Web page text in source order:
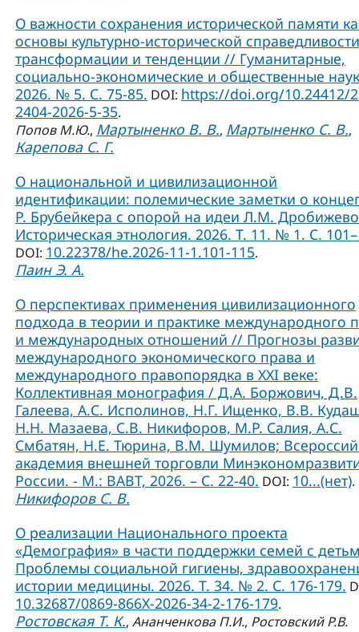
О важности сохранения исторической памяти
основы культурно-исторической
трансформации и тенденции // Гуманитарные,
социально-экономические и общественные
2026. № 5. С. 75-85. DOI: https://doi.org/10.24412/
2404-2026-5-35.
Попов М.Ю., Мартыненко В. В., Мартыненко С. В.,
Карепова С. Г.
О национальной и цивилизационной
идентификации: полемические заметки о
Р. Брубейкера с опорой на идеи Л.М.
Историческая этнология. 2026. Т. 11. № 1. С.
DOI: 10.22378/he.2026-11-1.101-115.
Паин Э. А.
О перспективах применения цивилизационного
подхода в теории и практике международного
и международных отношений // Прогнозы
международного экономического права и
международного правопорядка в XXI веке:
Коллективная монография / Д.А. Боржович, Д.В.
Галеева, А.С. Исполинов, Н.Г. Ищенко, В.В.
Н.Н. Мазаева, С.В. Никифоров, М.Р. Салия, А.С.
Смбатян, Н.Е. Тюрина, В.М. Шумилов;
академия внешней торговли
России. - М.: ВАВТ, 2026. – С. 22-40. DOI: 10...(нет).
Никифоров С. В.
О реализации Национального проекта
«Демография» в части поддержки семей с
Проблемы социальной гигиены,
истории медицины. 2026. Т. 34. № 2. С. 176-179.
10.32687/0869-866X-2026-34-2-176-179.
Ростовская Т. К., Ананченкова П.И., Ростовский Р.В.